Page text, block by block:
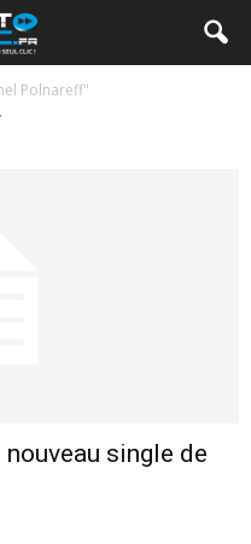
Polnareff"
nouveau single de